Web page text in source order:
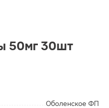
50мг 30шт
Оболенское ФП